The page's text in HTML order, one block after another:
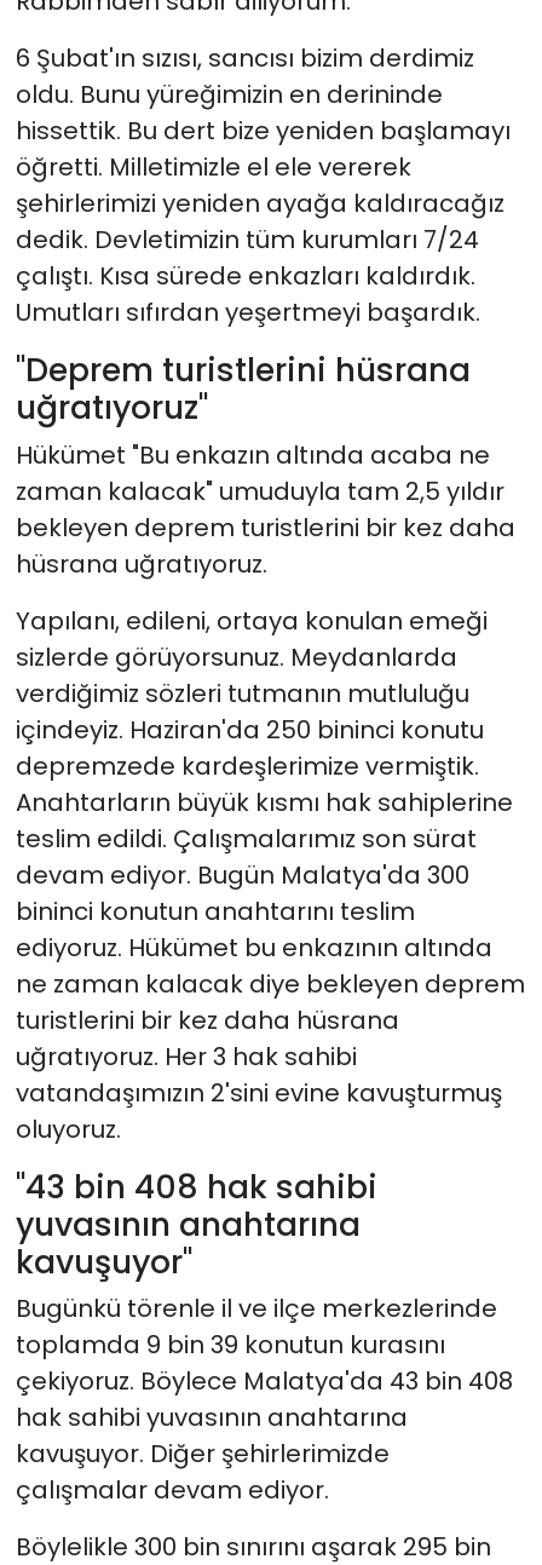
6 Şubat'ın sızısı, sancısı bizim derdimiz
oldu. Bunu yüreğimizin en derininde
hissettik. Bu dert bize yeniden başlamayı
öğretti. Milletimizle el ele vererek
şehirlerimizi yeniden ayağa kaldıracağız
dedik. Devletimizin tüm kurumları 7/24
çalıştı. Kısa sürede enkazları kaldırdık.
Umutları sıfırdan yeşertmeyi başardık.
"Deprem turistlerini hüsrana
uğratıyoruz"
Hükümet "Bu enkazın altında acaba ne
zaman kalacak" umuduyla tam 2,5 yıldır
bekleyen deprem turistlerini bir kez daha
hüsrana uğratıyoruz.
Yapılanı, edileni, ortaya konulan emeği
sizlerde görüyorsunuz. Meydanlarda
verdiğimiz sözleri tutmanın mutluluğu
içindeyiz. Haziran'da 250 bininci konutu
depremzede kardeşlerimize vermiştik.
Anahtarların büyük kısmı hak sahiplerine
teslim edildi. Çalışmalarımız son sürat
devam ediyor. Bugün Malatya'da 300
bininci konutun anahtarını teslim
ediyoruz. Hükümet bu enkazının altında
ne zaman kalacak diye bekleyen deprem
turistlerini bir kez daha hüsrana
uğratıyoruz. Her 3 hak sahibi
vatandaşımızın 2'sini evine kavuşturmuş
oluyoruz.
"43 bin 408 hak sahibi
yuvasının anahtarına
kavuşuyor"
Bugünkü törenle il ve ilçe merkezlerinde
toplamda 9 bin 39 konutun kurasını
çekiyoruz. Böylece Malatya'da 43 bin 408
hak sahibi yuvasının anahtarına
kavuşuyor. Diğer şehirlerimizde
çalışmalar devam ediyor.
Böylelikle 300 bin sınırını aşarak 295 bin